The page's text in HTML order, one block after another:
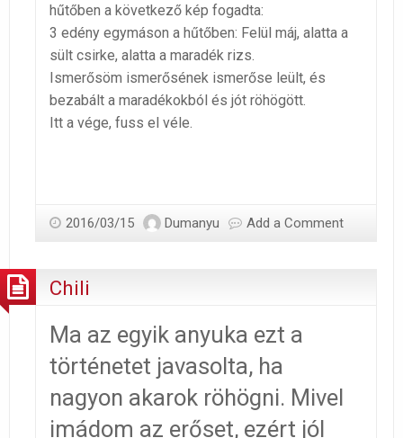
hűtőben a következő kép fogadta:
3 edény egymáson a hűtőben: Felül máj, alatta a
sült csirke, alatta a maradék rizs.
Ismerősöm ismerősének ismerőse leült, és
bezabált a maradékokból és jót röhögött.
Itt a vége, fuss el véle.
2016/03/15 Dumanyu Add a Comment
Chili
Ma az egyik anyuka ezt a
történetet javasolta, ha
nagyon akarok röhögni. Mivel
imádom az erőset, ezért jól